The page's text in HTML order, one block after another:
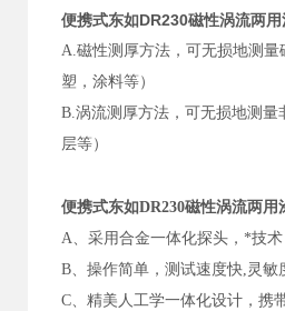
便携式东如DR230磁性涡流两
A.磁性测厚方法，可无损地测
塑，涂料等）
B.涡流测厚方法，可无损地测
层等）
便携式东如DR230磁性涡流两用
A、采用合金一体化探头，*技术
B、操作简单，测试速度快,灵敏
C、精美人工学一体化设计，携